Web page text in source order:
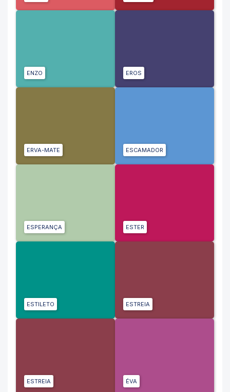
ENZO EROS
ERVA-MATE ESCAMADOR
ESPERANÇA ESTER
ESTILETO ESTREIA
ESTREIA ÉVA